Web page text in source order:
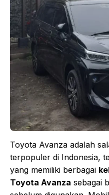
Toyota Avanza adalah
terpopuler di Indonesia,
yang memiliki berbagai
Toyota Avanza sebagai